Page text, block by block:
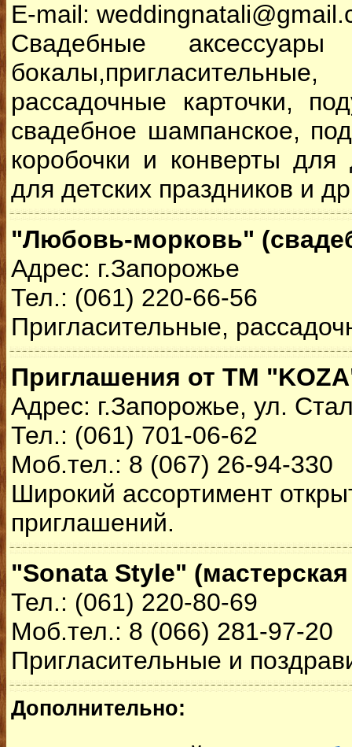
E-mail:
Свадебные
рассадочные карточки,
свадебное шампанское,
коробочки и конверты для
для детских праздников и
"Любовь-морковь"
Адрес: г.Запорожье
Тел.: (061) 220-66-56
Пригласительные,
Приглашения от ТМ
Адрес: г.Запорожье, ул.
Тел.: (061) 701-06-62
Моб.тел.: 8 (067) 26-94-330
Широкий ассортимент
приглашений.
"Sonata Style"
Тел.: (061) 220-80-69
Моб.тел.: 8 (066) 281-97-20
Пригласительные и
Дополнительно: